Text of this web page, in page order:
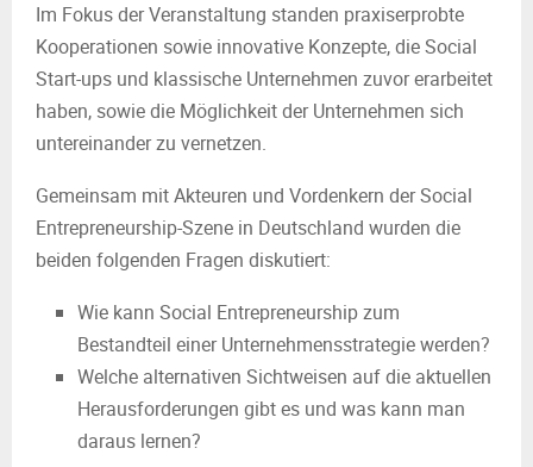
Im Fokus der Veranstaltung standen praxiserprobte
Kooperationen sowie innovative Konzepte, die Social
Start-ups und klassische Unternehmen zuvor erarbeitet
haben, sowie die Möglichkeit der Unternehmen sich
untereinander zu vernetzen.
Gemeinsam mit Akteuren und Vordenkern der Social
Entrepreneurship-Szene in Deutschland wurden die
beiden folgenden Fragen diskutiert:
Wie kann Social Entrepreneurship zum
Bestandteil einer Unternehmensstrategie werden?
Welche alternativen Sichtweisen auf die aktuellen
Herausforderungen gibt es und was kann man
daraus lernen?